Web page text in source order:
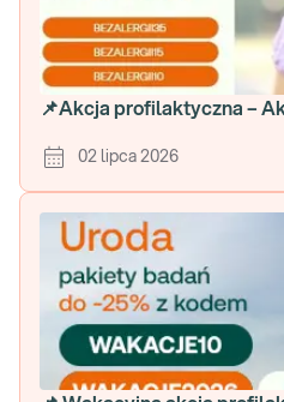
📌Akcja profilaktyczna –
02 lipca 2026